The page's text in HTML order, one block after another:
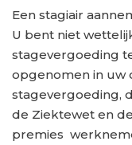
Een stagiair
U bent niet
stagevergoeding
opgenomen in uw
stagevergoeding,
de Ziektewet en
premies